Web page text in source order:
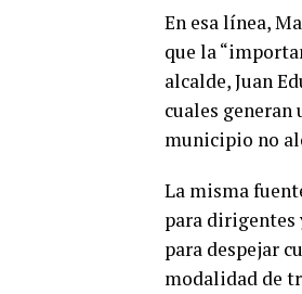
En esa línea,
que la
alcalde, Juan
cuales generan
municipio no
La misma
para dirigentes
para despejar
modalidad de